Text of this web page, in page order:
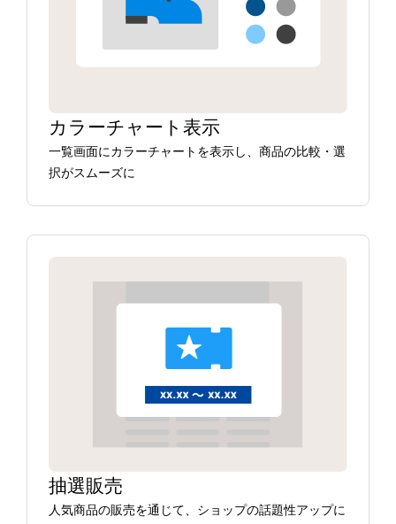
カラーチャート表示
一覧画面にカラーチャートを表示し、商品の比較・選
択がスムーズに
抽選販売
人気商品の販売を通じて、ショップの話題性アップに